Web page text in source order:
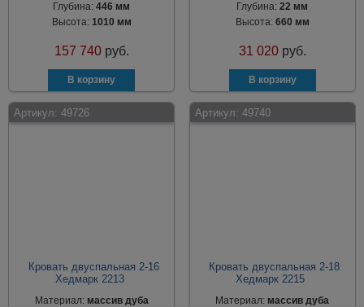
Глубина:446 мм
Высота: 1010 мм
157 740 руб.
Глубина:22 мм
Высота: 660 мм
31 020 руб.
Артикул: 49726
Кровать двуспальная 2-16
Хедмарк 2213
Материал: массив дуба
Артикул: 49740
Кровать двуспальная 2-18
Хедмарк 2215
Материал: массив дуба